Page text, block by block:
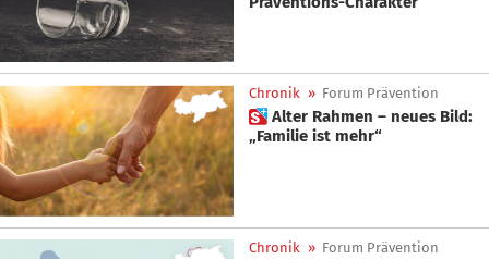
Chronik » Forum Prävention
 Alter Rahmen – neues Bild:
„Familie ist mehr“
Chronik » Forum Prävention